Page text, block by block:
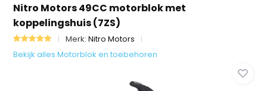
Nitro Motors 49CC motorblok met
koppelingshuis (7ZS)
Merk:Nitro Motors
Bekijk alles Motorblok en toebehoren